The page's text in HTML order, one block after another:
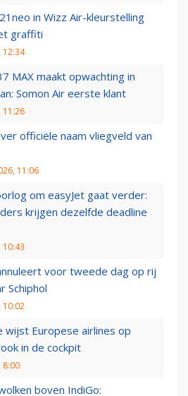
in Wizz Air-kleurstelling
graffiti
12:34
MAX maakt opwachting in
Somon Air eerste klant
11:26
officiële naam vliegveld van
11:06
om easyJet gaat verder:
krijgen dezelfde deadline
10:43
voor tweede dag op rij
Schiphol
10:02
wijst Europese airlines op
in de cockpit
8:00
boven IndiGo: